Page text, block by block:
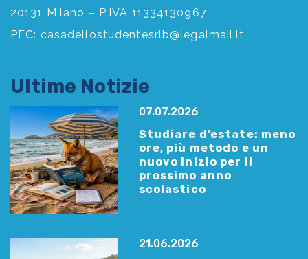
20131 Milano – P.IVA 11334130967
PEC: casadellostudentesrlb@legalmail.it
Ultime Notizie
07.07.2026
Studiare d’estate: meno
ore, più metodo e un
nuovo inizio per il
prossimo anno
scolastico
21.06.2026